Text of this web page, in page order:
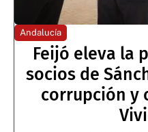
Andalucía
Feijó eleva la
socios de
corrupción y